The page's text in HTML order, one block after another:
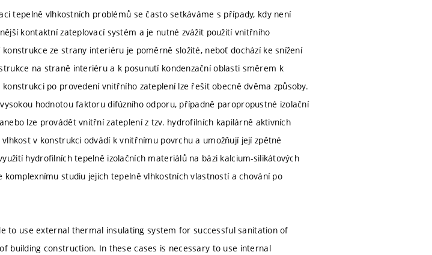
tepelně vlhkostních problémů se často setkáváme s případy, kdy není
kontaktní zateplovací systém a je nutné zvážit použití vnitřního
ze strany interiéru je poměrně složité, neboť dochází ke snížení
na straně interiéru a k posunutí kondenzační oblasti směrem k
po provedení vnitřního zateplení lze řešit obecně dvěma způsoby.
hodnotou faktoru difúzního odporu, případně paropropustné izolační
lze provádět vnitřní zateplení z tzv. hydrofilních kapilárně aktivních
v konstrukci odvádí k vnitřnímu povrchu a umožňují její zpětné
hydrofilních tepelně izolačních materiálů na bázi kalcium-silikátových
studiu jejich tepelně vlhkostních vlastností a chování po
to use external thermal insulating system for successful sanitation of
building construction. In these cases is necessary to use internal